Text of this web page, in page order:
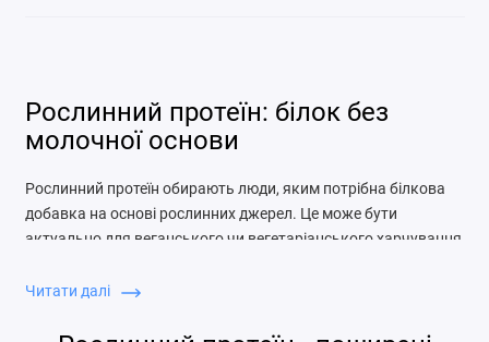
Рослинний протеїн: білок без
молочної основи
Рослинний протеїн обирають люди, яким потрібна білкова
добавка на основі рослинних джерел. Це може бути
актуально для веганського чи вегетаріанського харчування,
тих, хто просто хоче урізноманітнити джерела білка.
Читати далі